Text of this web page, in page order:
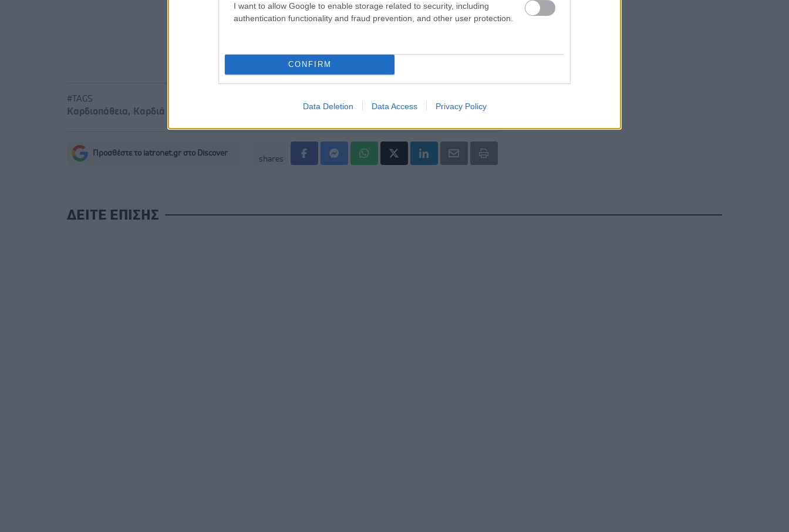
I want to allow Google to enable storage related to security, including
authentication functionality and fraud prevention, and other user protection.
CONFIRM
Data Deletion Data Access Privacy Policy
νερού στη Σίβηρη
#TAGS
Καρδιοπάθεια, Καρδιά
Προσθέστε το iatronet.gr στο Discover
shares
ΔΕΙΤΕ ΕΠΙΣΗΣ